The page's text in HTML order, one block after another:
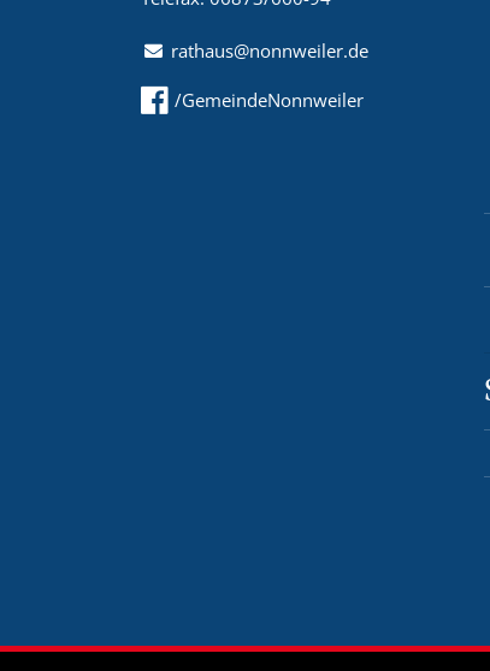
rathaus@nonnweiler.de
/GemeindeNonnweiler